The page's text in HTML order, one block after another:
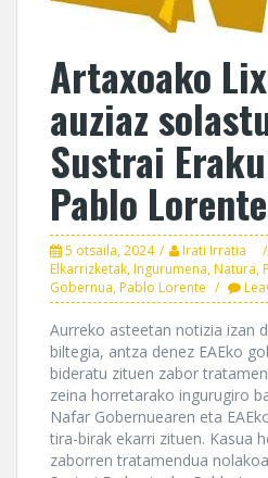
Artaxoako
auziaz
Sustrai
Pablo
5 otsaila, 2024 Irati Irratia
Elkarrizketak,Ingurumena,Natura,
Gobernua,Pablo Lorente
Aurreko asteetan notizia izan
biltegia, antza denez EAEko
bideratu zituen zabor
zeina horretarako ingurugiro
Nafar Gobernuearen eta
tira-birak ekarri zituen. Kasua
zaborren tratamendua